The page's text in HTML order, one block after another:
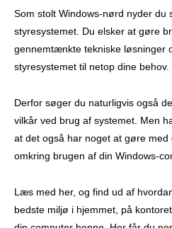
Som stolt Windows-nørd nyder du
styresystemet. Du elsker at gøre
gennemtænkte tekniske løsninger
styresystemet til netop dine behov.
Derfor søger du naturligvis også
vilkår ved brug af systemet. Men
at det også har noget at gøre
omkring brugen af din Windows-
Læs med her, og find ud af
bedste miljø i hjemmet, på